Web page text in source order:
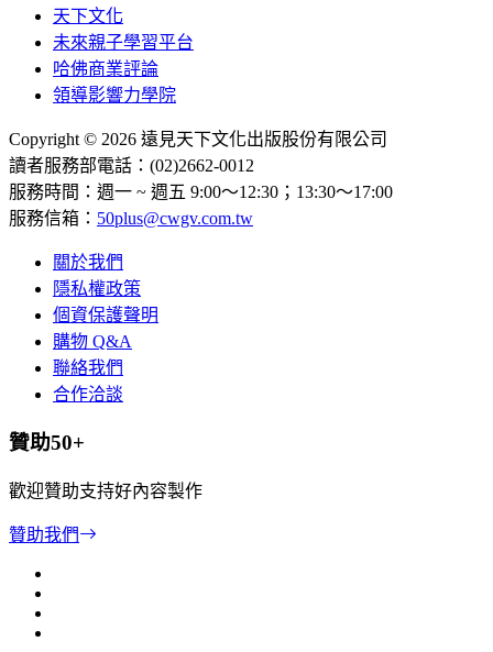
天下文化
未來親子學習平台
哈佛商業評論
領導影響力學院
Copyright © 2026 遠見天下文化出版股份有限公司
讀者服務部電話：(02)2662-0012
服務時間：週一 ~ 週五 9:00～12:30；13:30～17:00
服務信箱： 50plus@cwgv.com.tw
關於我們
隱私權政策
個資保護聲明
購物 Q&A
聯絡我們
合作洽談
贊助50+
歡迎贊助支持好內容製作
贊助我們